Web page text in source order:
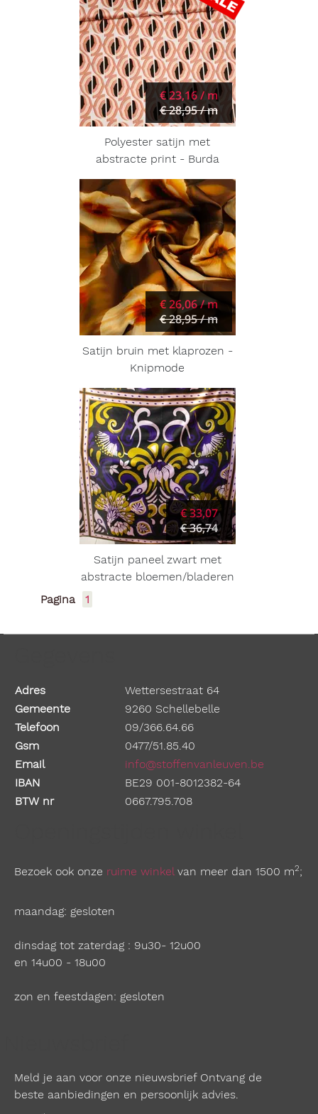
€ 23,16 / m
€ 28,95 / m
Polyester satijn met
abstracte print - Burda
€ 26,06 / m
€ 28,95 / m
Satijn bruin met klaprozen -
Knipmode
€ 33,07
€ 36,74
Satijn paneel zwart met
abstracte bloemen/bladeren
Pagina
1
Adres
Wettersestraat 64
Gemeente
9260 Schellebelle
Telefoon
09/366.64.66
Gsm
0477/51.85.40
Email
info@stoffenvanleuven.be
IBAN
BE29 001-8012382-64
BTW nr
0667.795.708
Bezoek ook onze ruime winkelvan meer dan 1500 m2;
maandag: gesloten
dinsdag tot zaterdag : 9u30- 12u00
en 14u00 - 18u00
zon en feestdagen: gesloten
Meld je aan voor onze nieuwsbrief Ontvang de
beste aanbiedingen en persoonlijk advies.